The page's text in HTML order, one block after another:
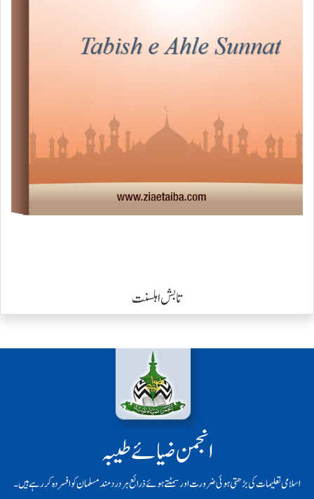
تابش اہلسنت
انجمن ضیائے طیبہ
اسلامی تعلیمات کی بڑھتی ہوئی ضرورت اور سمٹتے ہوئے ذرائع ہر دردمند مسلمان کو افسردہ کر رہے ہیں۔